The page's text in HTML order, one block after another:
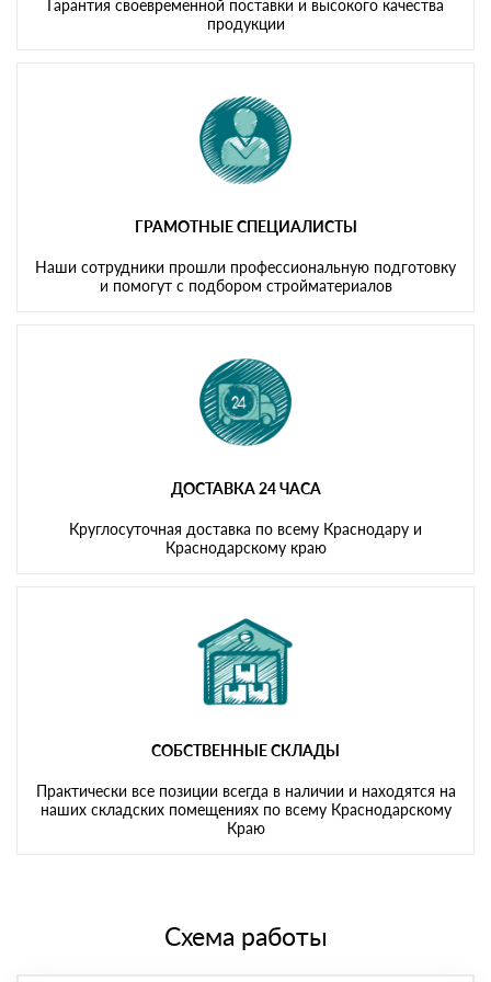
Гарантия своевременной поставки и высокого качества
продукции
ГРАМОТНЫЕ СПЕЦИАЛИСТЫ
Наши сотрудники прошли профессиональную подготовку
и помогут с подбором стройматериалов
ДОСТАВКА 24 ЧАСА
Круглосуточная доставка по всему Краснодару и
Краснодарскому краю
СОБСТВЕННЫЕ СКЛАДЫ
Практически все позиции всегда в наличии и находятся на
наших складских помещениях по всему Краснодарскому
Краю
Схема работы